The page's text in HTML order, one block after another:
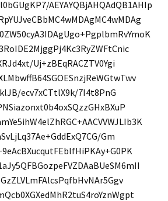
AEYAYQBjAHQAdQB1AHIp
Uj+zBEqRACZTV0Ygi
ecv7xCTtlX9k/7I4t8PnG
Gm